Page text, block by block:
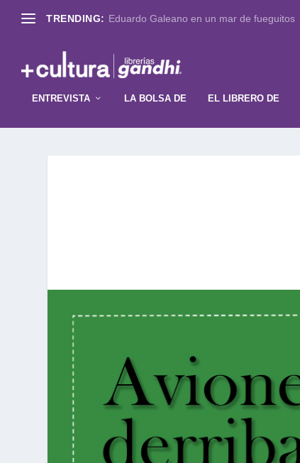
TRENDING: Eduardo Galeano en un mar de fueguitos
ENTREVISTA LA BOLSA DE EL LIBRERO DE